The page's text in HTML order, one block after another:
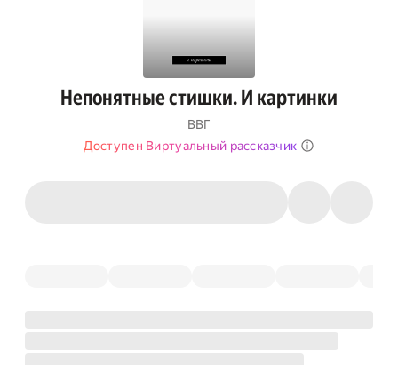
Непонятные стишки. И картинки
ВВГ
Доступен Виртуальный рассказчик